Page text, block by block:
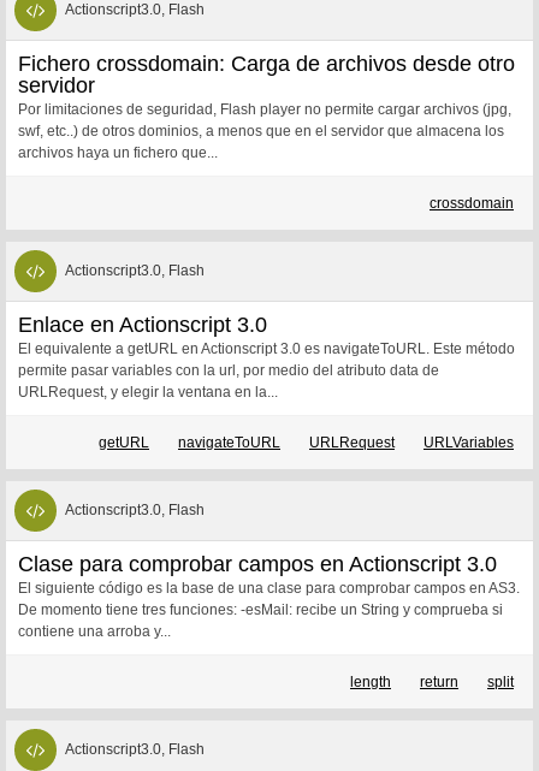
Actionscript3.0, Flash
Fichero crossdomain: Carga de archivos desde otro
servidor
Por limitaciones de seguridad, Flash player no permite cargar archivos (jpg,
swf, etc..) de otros dominios, a menos que en el servidor que almacena los
archivos haya un fichero que...
crossdomain
Actionscript3.0, Flash
Enlace en Actionscript 3.0
El equivalente a getURL en Actionscript 3.0 es navigateToURL. Este método
permite pasar variables con la url, por medio del atributo data de
URLRequest, y elegir la ventana en la...
getURL navigateToURL URLRequest URLVariables
Actionscript3.0, Flash
Clase para comprobar campos en Actionscript 3.0
El siguiente código es la base de una clase para comprobar campos en AS3.
De momento tiene tres funciones: -esMail: recibe un String y comprueba si
contiene una arroba y...
length return split
Actionscript3.0, Flash